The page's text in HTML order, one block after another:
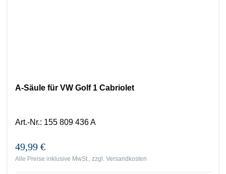
A-Säule für VW Golf 1 Cabriolet
Art.-Nr.: 155 809 436 A
49,99 €
Alle Preise inklusive MwSt., zzgl. Versandkosten